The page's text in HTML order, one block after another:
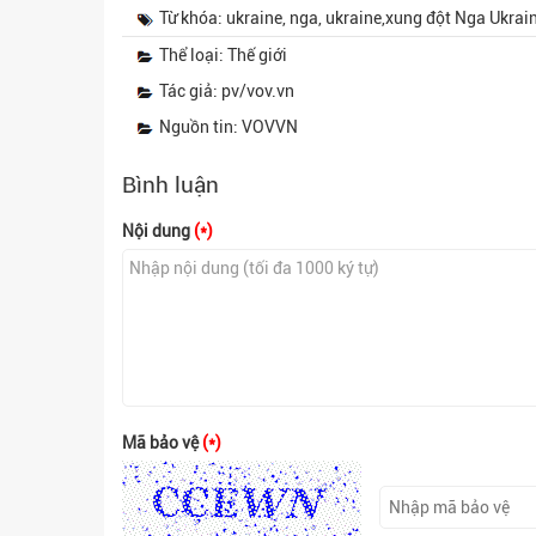
Từ khóa: ukraine, nga, ukraine,xung đột Nga
Thể loại: Thế giới
Tác giả: pv/vov.vn
Nguồn tin: VOVVN
Bình luận
Nội dung (*)
Mã bảo vệ(*)